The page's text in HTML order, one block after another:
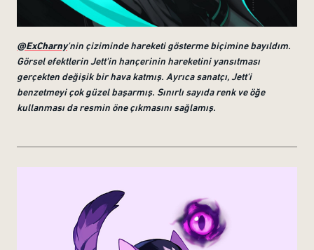
@ExCharny'nin çiziminde hareketi gösterme biçimine bayıldım.
Görsel efektlerin Jett'in hançerinin hareketini yansıtması
gerçekten değişik bir hava katmış. Ayrıca sanatçı, Jett'i
benzetmeyi çok güzel başarmış. Sınırlı sayıda renk ve öğe
kullanması da resmin öne çıkmasını sağlamış.